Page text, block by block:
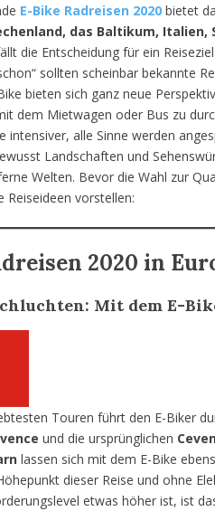
E-Bike Radreisen 2020 bietet
das Baltikum,
die Entscheidung für ein
sollten scheinbar bekannte
bieten sich ganz neue
dem Mietwagen oder Bus zu
intensiver, alle Sinne werden
Landschaften und
Welten. Bevor die Wahl zur
Reiseideen vorstellen:
2020 in
Mit dem E-
Touren führt den E-Biker
und die ursprünglichen
lassen sich mit dem E-Bike
dieser Reise und ohne
etwas höher ist, ist